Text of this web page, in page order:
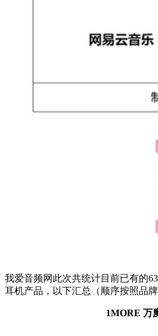
我爱音频网此次共统计目前已有的
耳机产品，以下汇总（顺序按照品
1MORE 万